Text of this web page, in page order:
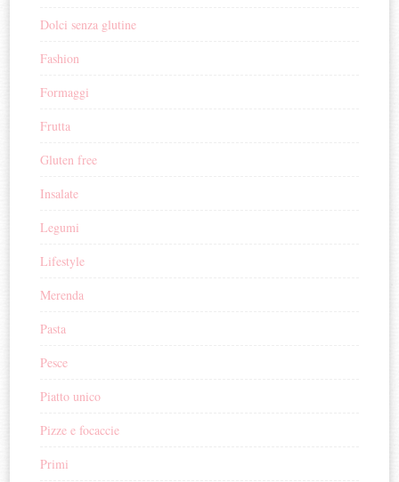
Dolci senza glutine
Fashion
Formaggi
Frutta
Gluten free
Insalate
Legumi
Lifestyle
Merenda
Pasta
Pesce
Piatto unico
Pizze e focaccie
Primi